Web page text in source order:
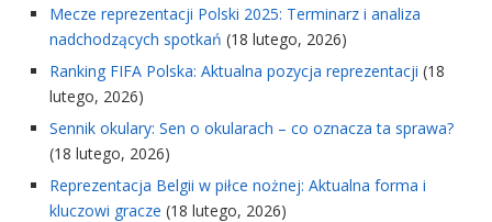
Mecze reprezentacji Polski 2025: Terminarz i analiza
nadchodzących spotkań (18 lutego, 2026)
Ranking FIFA Polska: Aktualna pozycja reprezentacji (18
lutego, 2026)
Sennik okulary: Sen o okularach – co oznacza ta sprawa?
(18 lutego, 2026)
Reprezentacja Belgii w piłce nożnej: Aktualna forma i
kluczowi gracze (18 lutego, 2026)